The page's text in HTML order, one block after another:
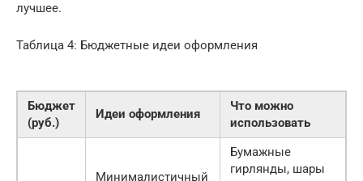
лучшее.
Таблица 4: Бюджетные идеи оформления
Бюджет
(руб.)
Идеи оформления
Что можно
использовать
Минималистичный
Бумажные
гирлянды, шары